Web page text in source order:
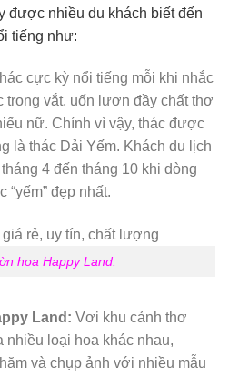
được nhiều du khách biết đến
tiếng như:
cực kỳ nổi tiếng mỗi khi nhắc
trong vắt, uốn lượn đầy chất thơ
nữ. Chính vì vậy, thác được
là thác Dải Yếm. Khách du lịch
4 đến tháng 10 khi dòng
“yếm” đẹp nhất.
hoa Happy Land.
Land: Vơi khu cảnh thơ
nhiều loại hoa khác nhau,
và chụp ảnh với nhiều mẫu